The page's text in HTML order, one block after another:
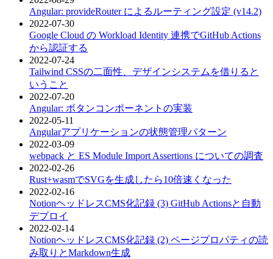
Angular: provideRouter によるルーティング設定 (v14.2)
2022-07-30
Google Cloud の Workload Identity 連携でGitHub Actions
から認証する
2022-07-24
Tailwind CSSの二面性、デザインシステムを借りると
いうこと
2022-07-20
Angular: ボタンコンポーネントの実装
2022-05-11
Angularアプリケーションの状態管理パターン
2022-03-09
webpack と ES Module Import Assertions についての調査
2022-02-26
Rust+wasmでSVGを生成したら10倍速くなった
2022-02-16
NotionヘッドレスCMS化記録 (3) GitHub Actionsと自動
デプロイ
2022-02-14
NotionヘッドレスCMS化記録 (2) ページプロパティの読
み取りとMarkdown生成